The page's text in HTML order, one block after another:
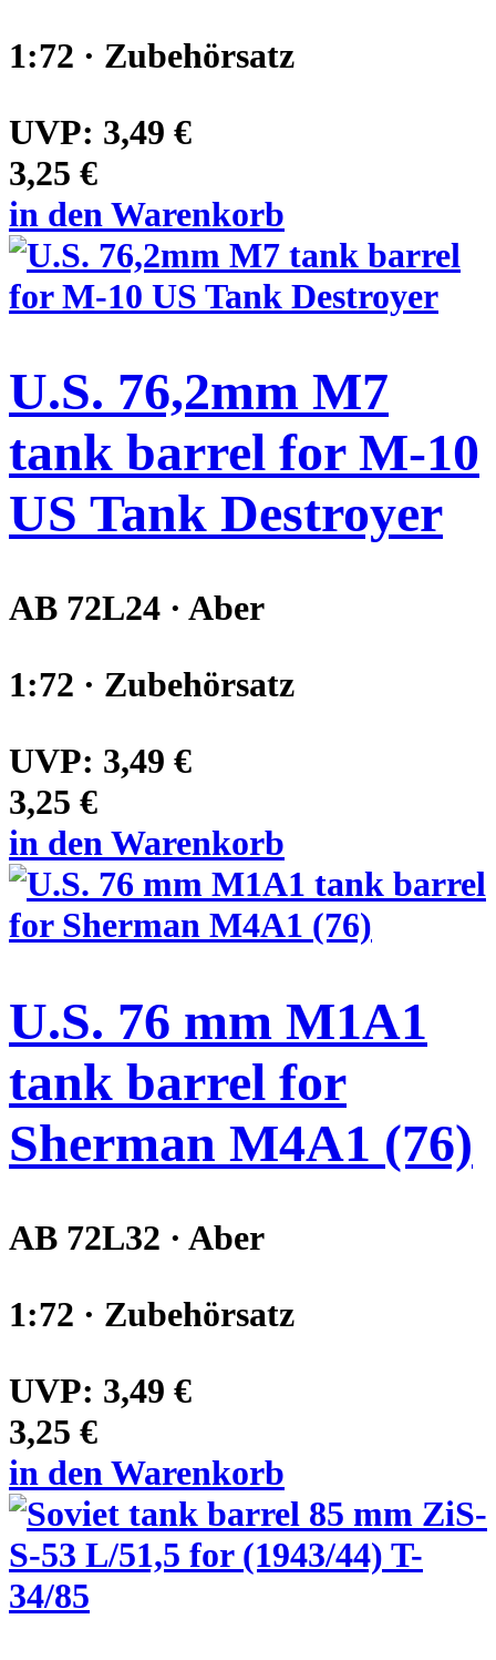
1:72 · Zubehörsatz
UVP: 3,49 €
3,25 €
in den Warenkorb
U.S. 76,2mm M7
tank barrel for M-10
US Tank Destroyer
AB 72L24 · Aber
1:72 · Zubehörsatz
UVP: 3,49 €
3,25 €
in den Warenkorb
U.S. 76 mm M1A1
tank barrel for
Sherman M4A1 (76)
AB 72L32 · Aber
1:72 · Zubehörsatz
UVP: 3,49 €
3,25 €
in den Warenkorb